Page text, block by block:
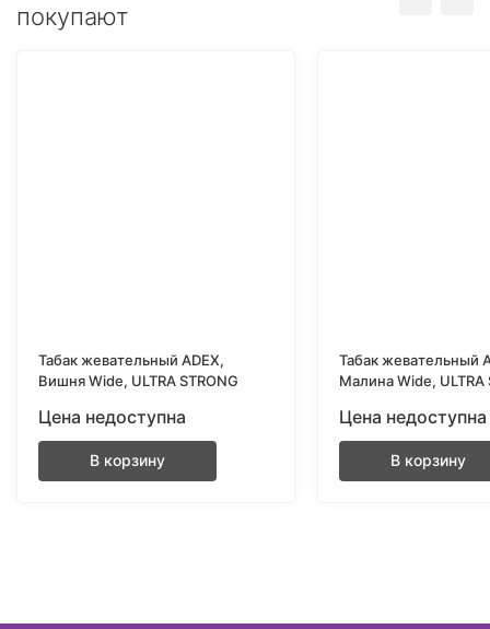
покупают
Табак жевательный ADEX,
Вишня Wide, ULTRA STRONG
Цена недоступна
В корзину
Табак жевательный
Малина Wide, ULTRA
Цена недоступна
В корзину